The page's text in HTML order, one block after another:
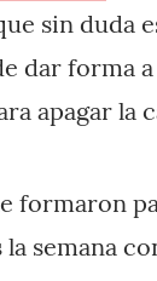
sin duda
dar forma
apagar la
formaron
semana